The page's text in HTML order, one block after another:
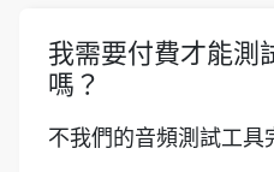
我需要付費才能測
嗎？
不我們的音頻測試工具